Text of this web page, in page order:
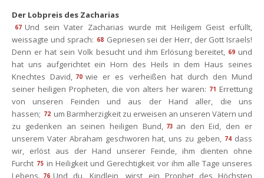
Der Lobpreis des Zacharia
67 Und sein Vater Zacharias wurde mit Heiligem Geist erfüllt,
weissagte und sprach: 68 Gepriesen sei der Herr, der Gott Israels!
Denn er hat sein Volk besucht und ihm Erlösung bereitet, 69 und
hat uns aufgerichtet ein Horn des Heils in dem Haus seines
Knechtes David, 70 wie er es verheißen hat durch den Mund
einer heiligen Propheten, die von alters her waren: 71 Errettung
von unseren Feinden und aus der Hand aller, die uns
hassen; 72 um Barmherzigkeit zu erweisen an unseren Vätern und
zu gedenken an seinen heiligen Bund, 73 an den Eid, den er
unserem Vater Abraham geschworen hat, uns zu geben, 74 dass
wir, erlöst aus der Hand unserer Feinde, ihm dienten ohne
Furcht 75 in Heiligkeit und Gerechtigkeit vor ihm alle Tage unseres
Lebens. 76 Und du, Kindlein, wirst ein Prophet des Höchsten